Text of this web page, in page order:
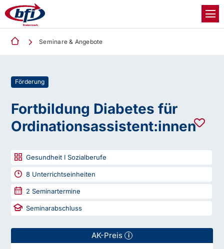
Seminare & Angebote
Förderung
Fortbildung Diabetes für
Ordinationsassistent:innen
Gesundheit I Sozialberufe
8 Unterrichtseinheiten
2 Seminartermine
Seminarabschluss
AK-Preis i